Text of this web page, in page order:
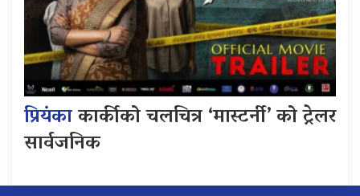
प्रियंकाकार्कीको चलचित्र ‘मास्टर्नी’ को ट्रेलर
सार्वजनिक